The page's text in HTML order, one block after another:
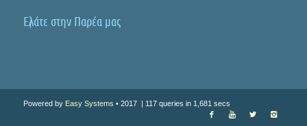
Ελάτε στην Παρέα μας
Powered by Easy Systems • 2017 | 117 queries in 1,681 secs